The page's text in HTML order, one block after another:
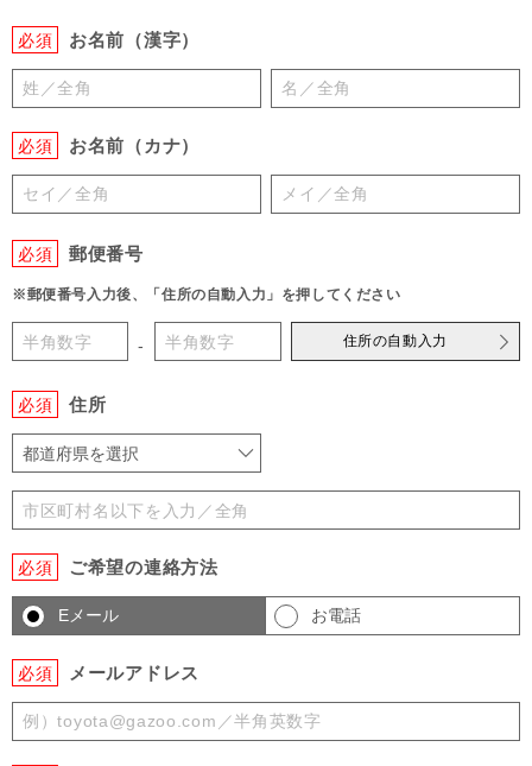
必須 お名前（漢字）
必須 お名前（カナ）
必須 郵便番号
※郵便番号入力後、「住所の自動入力」を押してください
- 住所の自動入力
必須 住所
都道府県を選択
必須 ご希望の連絡方法
Eメール お電話
必須 メールアドレス